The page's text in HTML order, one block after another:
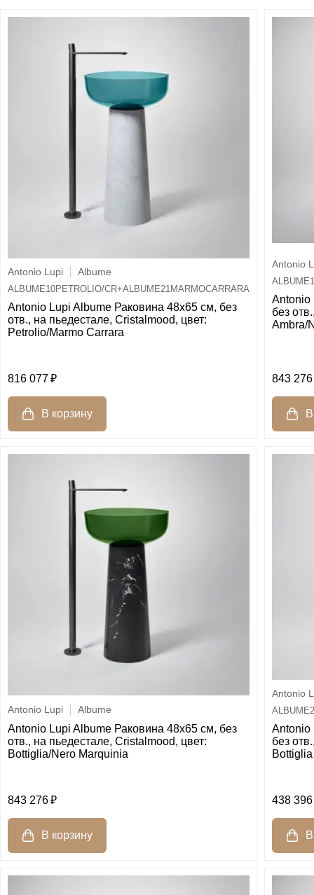
Antonio Lupi Albume
ALBUME10PETROLIO/CR+ALBUME21MARMOCARRARA
Antonio Lupi Albume Раковина 48х65 см, без
отв., на пьедестале, Cristalmood, цвет:
Petrolio/Marmo Carrara
816 077
Antonio
Antonio
без
Ambra/
843 276
Antonio Lupi Albume
Antonio Lupi Albume Раковина 48х65 см, без
отв., на пьедестале, Cristalmood, цвет:
Bottiglia/Nero Marquinia
843 276
Antonio
Antonio
без
Bottiglia
438 396